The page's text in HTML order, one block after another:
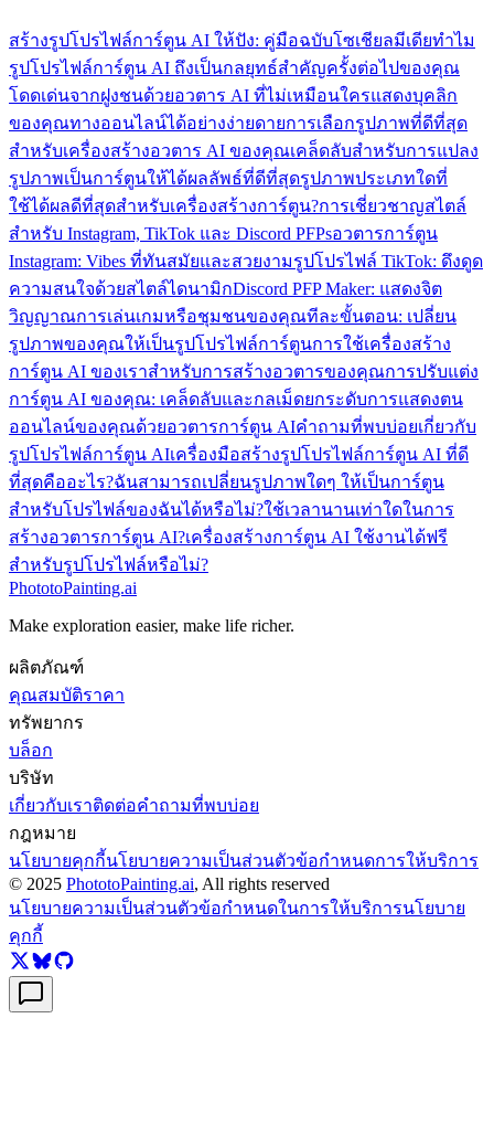
สร้างรูปโปรไฟล์การ์ตูน AI ให้ปัง: คู่มือฉบับโซเชียลมีเดียทำไม
รูปโปรไฟล์การ์ตูน AI ถึงเป็นกลยุทธ์สำคัญครั้งต่อไปของคุณ
โดดเด่นจากฝูงชนด้วยอวตาร AI ที่ไม่เหมือนใครแสดงบุคลิก
ของคุณทางออนไลน์ได้อย่างง่ายดายการเลือกรูปภาพที่ดีที่สุด
สำหรับเครื่องสร้างอวตาร AI ของคุณเคล็ดลับสำหรับการแปลง
รูปภาพเป็นการ์ตูนให้ได้ผลลัพธ์ที่ดีที่สุดรูปภาพประเภทใดที่
ใช้ได้ผลดีที่สุดสำหรับเครื่องสร้างการ์ตูน?การเชี่ยวชาญสไตล์
สำหรับ Instagram, TikTok และ Discord PFPsอวตารการ์ตูน
Instagram: Vibes ที่ทันสมัยและสวยงามรูปโปรไฟล์ TikTok: ดึงดูด
ความสนใจด้วยสไตล์ไดนามิกDiscord PFP Maker: แสดงจิต
วิญญาณการเล่นเกมหรือชุมชนของคุณทีละขั้นตอน: เปลี่ยน
รูปภาพของคุณให้เป็นรูปโปรไฟล์การ์ตูนการใช้เครื่องสร้าง
การ์ตูน AI ของเราสำหรับการสร้างอวตารของคุณการปรับแต่ง
การ์ตูน AI ของคุณ: เคล็ดลับและกลเม็ดยกระดับการแสดงตน
ออนไลน์ของคุณด้วยอวตารการ์ตูน AIคำถามที่พบบ่อยเกี่ยวกับ
รูปโปรไฟล์การ์ตูน AIเครื่องมือสร้างรูปโปรไฟล์การ์ตูน AI ที่ดี
ที่สุดคืออะไร?ฉันสามารถเปลี่ยนรูปภาพใดๆ ให้เป็นการ์ตูน
สำหรับโปรไฟล์ของฉันได้หรือไม่?ใช้เวลานานเท่าใดในการ
สร้างอวตารการ์ตูน AI?เครื่องสร้างการ์ตูน AI ใช้งานได้ฟรี
สำหรับรูปโปรไฟล์หรือไม่?
PhototoPainting.ai
Make exploration easier, make life richer.
ผลิตภัณฑ์
คุณสมบัติราคา
ทรัพยากร
บล็อก
บริษัท
เกี่ยวกับเราติดต่อคำถามที่พบบ่อย
กฎหมาย
นโยบายคุกกี้นโยบายความเป็นส่วนตัวข้อกำหนดการให้บริการ
© 2025 PhototoPainting.ai, All rights reserved
นโยบายความเป็นส่วนตัวข้อกำหนดในการให้บริการนโยบาย
คุกกี้